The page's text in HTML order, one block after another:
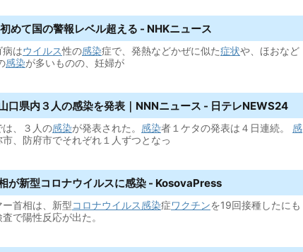
めて国の警報レベル超える - NHKニュース
病はウイルス性の感染症で、発熱などかぜに似た症状や、ほおなど
感染が多いものの、妊婦が
口県内３人の感染を発表｜NNNニュース - 日テレNEWS24
は、３人の感染が発表された。 感染者１ケタの発表は４日連続。 感
、防府市でそれぞれ１人ずつとなっ
が新型コロナウイルスに感染 - KosovaPress
首相は、新型コロナウイルス感染症ワクチンを19回接種したにも
で陽性反応が出た。